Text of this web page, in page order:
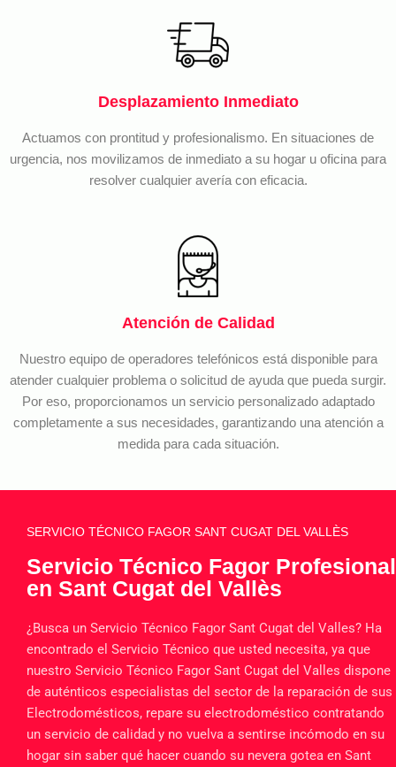
Desplazamiento Inmediato
Actuamos con prontitud y profesionalismo. En situaciones de
urgencia, nos movilizamos de inmediato a su hogar u oficina para
resolver cualquier avería con eficacia.
Atención de Calidad
Nuestro equipo de operadores telefónicos está disponible para
atender cualquier problema o solicitud de ayuda que pueda surgir.
Por eso, proporcionamos un servicio personalizado adaptado
completamente a sus necesidades, garantizando una atención a
medida para cada situación.
SERVICIO TÉCNICO FAGOR SANT CUGAT DEL VALLÈS
Servicio Técnico Fagor Profesional
en Sant Cugat del Vallès
¿Busca un Servicio Técnico Fagor Sant Cugat del Valles? Ha
encontrado el Servicio Técnico que usted necesita, ya que
nuestro Servicio Técnico Fagor Sant Cugat del Valles dispone
de auténticos especialistas del sector de la reparación de sus
Electrodomésticos, repare su electrodoméstico contratando
un servicio de calidad y no vuelva a sentirse incómodo en su
hogar sin saber qué hacer cuando su nevera gotea en Sant